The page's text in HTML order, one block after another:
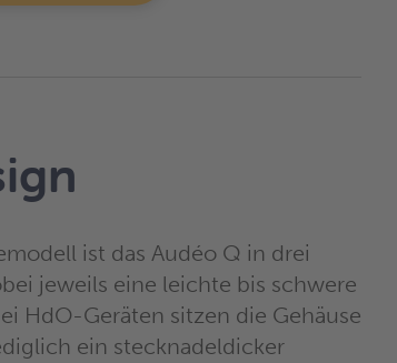
ist das Audéo Q in drei
jeweils eine leichte bis schwere
HdO-Geräten sitzen die Gehäuse
ein stecknadeldicker